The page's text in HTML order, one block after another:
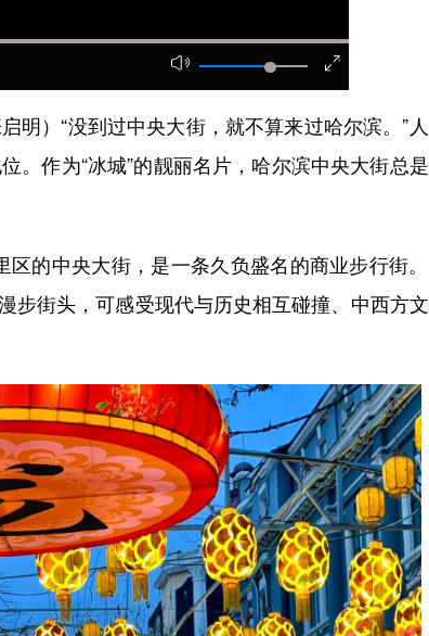
）“没到过中央大街，就不算来过哈尔滨。”
。作为“冰城”的靓丽名片，哈尔滨中央大街总
的中央大街，是一条久负盛名的商业步行街
步街头，可感受现代与历史相互碰撞、中西方